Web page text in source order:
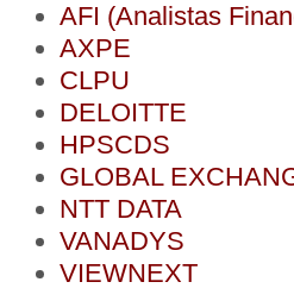
AFI (Analistas
AXPE
CLPU
DELOITTE
HPSCDS
GLOBAL
NTT DATA
VANADYS
VIEWNEXT